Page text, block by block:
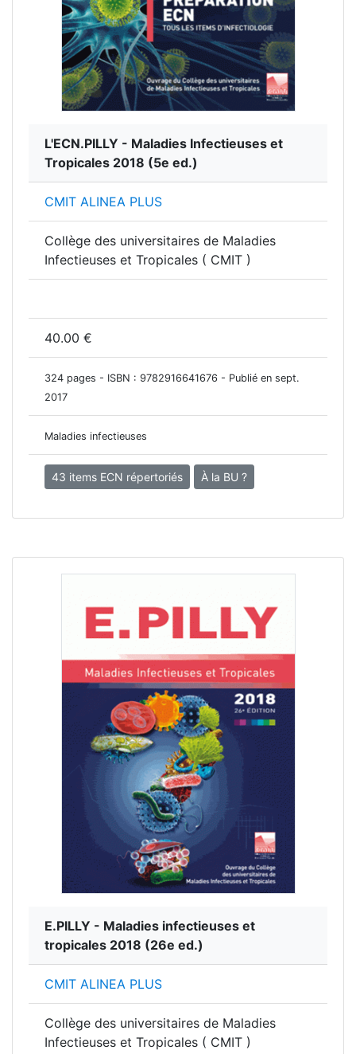
L'ECN.PILLY - Maladies Infectieuses et
Tropicales 2018 (5e ed.)
CMIT ALINEA PLUS
Collège des universitaires de Maladies
Infectieuses et Tropicales ( CMIT )
40.00 €
324 pages - ISBN : 9782916641676 - Publié en sept.
2017
Maladies infectieuses
43 items ECN répertoriés À la BU ?
E.PILLY - Maladies infectieuses et
tropicales 2018 (26e ed.)
CMIT ALINEA PLUS
Collège des universitaires de Maladies
Infectieuses et Tropicales ( CMIT )